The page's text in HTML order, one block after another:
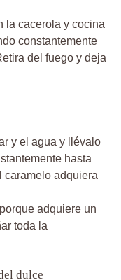
la cacerola y cocina
constantemente
del fuego y deja
y el agua y llévalo
hasta
caramelo adquiera
adquiere un
toda la
dulce